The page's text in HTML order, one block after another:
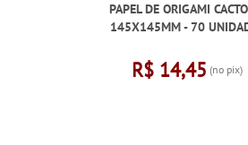
PAPEL DE ORIGAMI
145X145MM - 70
R$ 14,45 (no pix)